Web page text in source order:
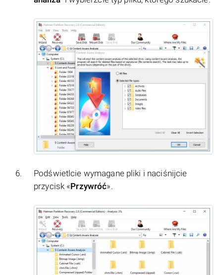
Podświetlcie wymagane pliki i naciśnijcie
przycisk «Przywróć».